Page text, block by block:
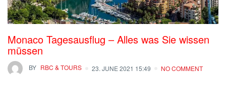
Monaco Tagesausflug – Alles was Sie wissen
müssen
BY RBC & TOURS 23. JUNE 2021 15:49 NO COMMENT